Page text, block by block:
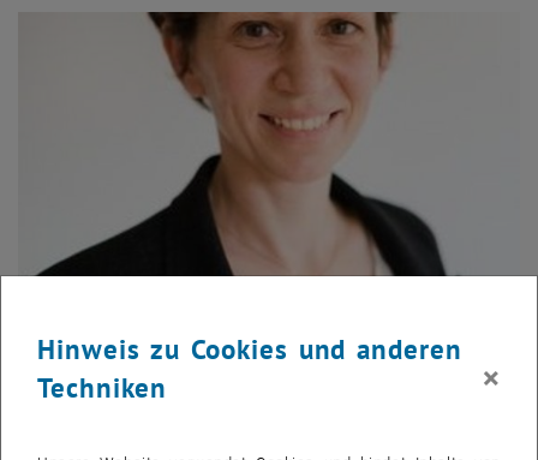
Dragana Damjanovic
© Barbara Wenz
Hinweis zu Cookies und anderen
Techniken
×